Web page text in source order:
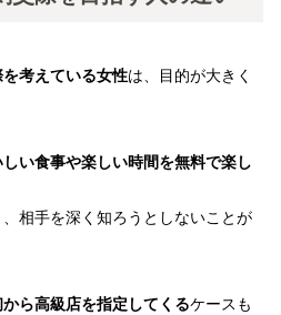
考えている女性は、目的が大きく
しい食事や楽しい時間を無料で楽し
相手を深く知ろうとしないことが
ら高級店を指定してくるケースも